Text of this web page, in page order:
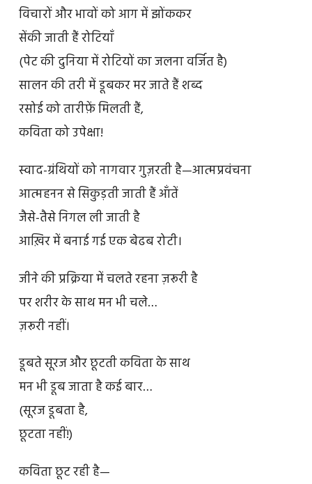
विचारों और भावों को आग में झोंककर
सेंकी जाती हैं रोटियाँ
(पेट की दुनिया में रोटियों का जलना वर्जित है)
सालन की तरी में डूबकर मर जाते हैं शब्द
रसोई को तारीफ़ें मिलती हैं,
कविता को उपेक्षा!
स्वाद-ग्रंथियों को नागवार गुज़रती है—आत्मप्रवंचना
आत्महनन से सिकुड़ती जाती हैं आँतें
जैसे-तैसे निगल ली जाती है
आख़िर में बनाई गई एक बेढब रोटी।
जीने की प्रक्रिया में चलते रहना ज़रूरी है
पर शरीर के साथ मन भी चले…
ज़रूरी नहीं।
डूबते सूरज और छूटती कविता के साथ
मन भी डूब जाता है कई बार…
(सूरज डूबता है,
छूटता नहीं!)
कविता छूट रही है—